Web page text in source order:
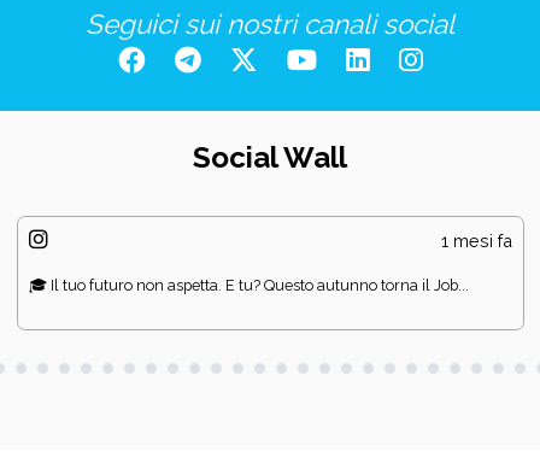
Seguici sui nostri canali social
Social Wall
1 mesi fa
🎓 Il tuo futuro non aspetta. E tu? Questo autunno torna il Job...